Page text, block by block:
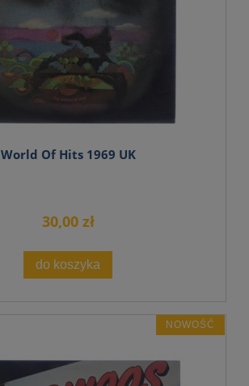
World Of Hits 1969 UK
30,00 zł
do koszyka
NOWOŚĆ